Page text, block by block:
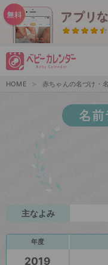
HOME 赤ちゃんの名づけ・
名前
主なよみ
年度
2019